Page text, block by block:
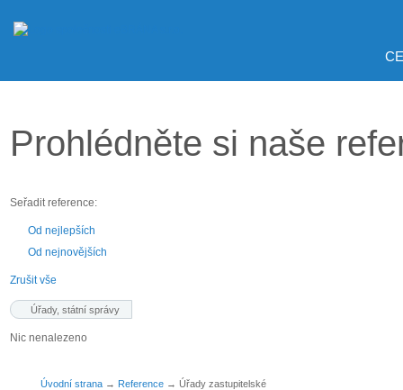
Prohlédněte si naše
Seřadit reference:
Od nejlepších
Od nejnovějších
Zrušit vše
Úřady, státní správy
Nic nenalezeno
Úvodní strana → Reference → Úřady zastupitelské